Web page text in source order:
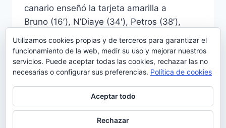
canario enseñó la tarjeta amarilla a
Bruno (16′), N’Diaye (34′), Petros (38′),
LEER MÁS EL
ACTA
DE
HERNÁNDEZ
HERNÁNDEZ:
REAL
© 2026 Manquepierda - Tema para WordPress
Utilizamos cookies propias y de terceros para garantizar el
funcionamiento de la web, medir su uso y mejorar nuestros
servicios. Puede aceptar todas las cookies, rechazar las no
necesarias o configurar sus preferencias. Política de cookies
Aceptar todo
Rechazar